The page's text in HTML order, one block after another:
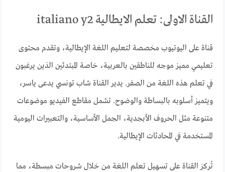
القناة الاولى: تعلم الايطالية italiano y2
قناة على اليوتيوب مخصصة لتعليم اللغة الإيطالية، وتقدم محتوى
تعليمي مميز موجه للناطقين بالعربية، خاصة المبتدئين الذين يرغبون
في تعلم هذه اللغة من الصفر. يدير القناة شاب تونسي يدعى ياسر،
ويتميز أسلوبه بالبساطة والوضوح. تشمل مقاطع الفيديو موضوعات
متنوعة مثل الحروف الأبجدية، الجمل الأساسية، والتعبيرات اليومية
المستخدمة في المحادثات الإيطالية.
تُركز القناة على تسهيل تعلم اللغة من خلال شروحات مبسطة، مما